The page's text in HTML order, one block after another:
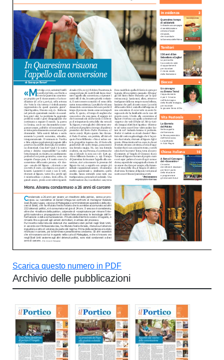
Scarica questo numero in PDF
Archivio delle pubblicazioni